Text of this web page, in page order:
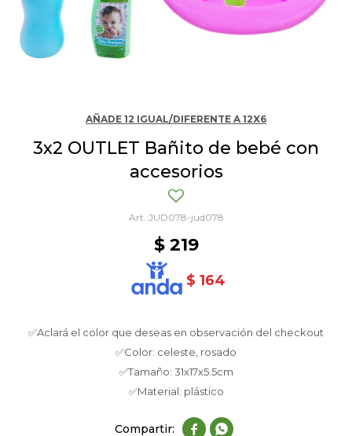
AÑADE 12 IGUAL/DIFERENTE A 12X6
3x2 OUTLET Bañito de bebé con
accesorios
JUD078-jud078
$ 219
$ 164
✅Aclará el color que deseas en observación del checkout
✅Color: celeste, rosado
✅Tamaño: 31x17x5.5cm
✅Material: plástico
 